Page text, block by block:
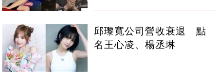
邱瓈寬公司營收衰退 點
名王心凌、楊丞琳